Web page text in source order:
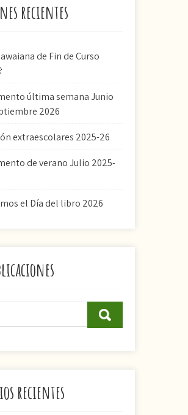
recientes
de Fin de Curso
última semana Junio
2026
extraescolares 2025-26
de verano Julio 2025-
el Día del libro 2026
recientes